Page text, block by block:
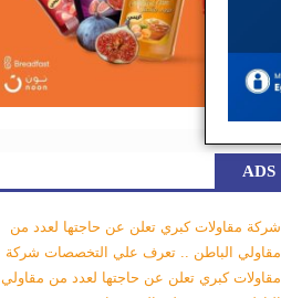
ADS
شركة مقاولات كبري تعلن عن حاجتها لعدد من
مقاولي الباطن .. تعرف علي التخصصات شركة
مقاولات كبري تعلن عن حاجتها لعدد من مقاولي